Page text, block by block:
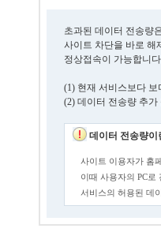
초과된 데이터 전송량
사이트 차단을 바로 해
정상접속이 가능합니
(1) 현재 서비스보다
(2) 데이터 전송량 추가
데이터 전송량이
사이트 이용자가 홈
이때 사용자의 PC
서비스의 허용된 데